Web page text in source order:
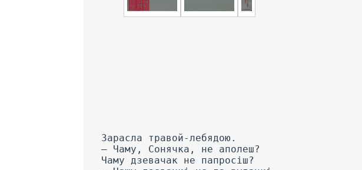
Зарасла травой-лебядою.
— Чаму, Сонячка, не аполеш?
Чаму дзевачак не папросіш?